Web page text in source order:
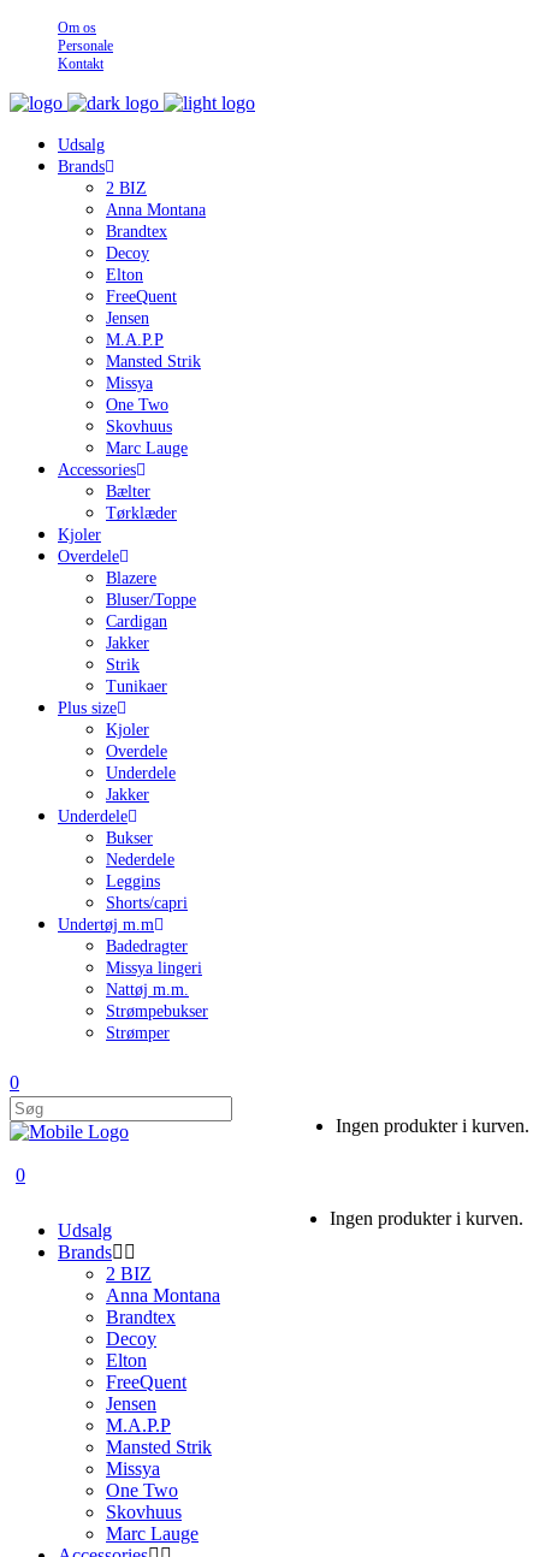
Om os
Personale
Kontakt
Udsalg
Brands
2 BIZ
Anna Montana
Brandtex
Decoy
Elton
FreeQuent
Jensen
M.A.P.P
Mansted Strik
Missya
One Two
Skovhuus
Marc Lauge
Accessories
Bælter
Tørklæder
Kjoler
Overdele
Blazere
Bluser/Toppe
Cardigan
Jakker
Strik
Tunikaer
Plus size
Kjoler
Overdele
Underdele
Jakker
Underdele
Bukser
Nederdele
Leggins
Shorts/capri
Undertøj m.m
Badedragter
Missya lingeri
Nattøj m.m.
Strømpebukser
Strømper
0
Ingen produkter i kurven.
0
Ingen produkter i kurven.
Udsalg
Brands
2 BIZ
Anna Montana
Brandtex
Decoy
Elton
FreeQuent
Jensen
M.A.P.P
Mansted Strik
Missya
One Two
Skovhuus
Marc Lauge